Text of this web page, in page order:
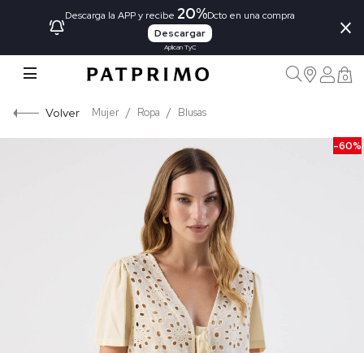
Descarga la APP y recibe 20%Dcto en una compra
Descargar
Aplican TyC
×
0
Volver Mujer Ropa Blusas
-60%